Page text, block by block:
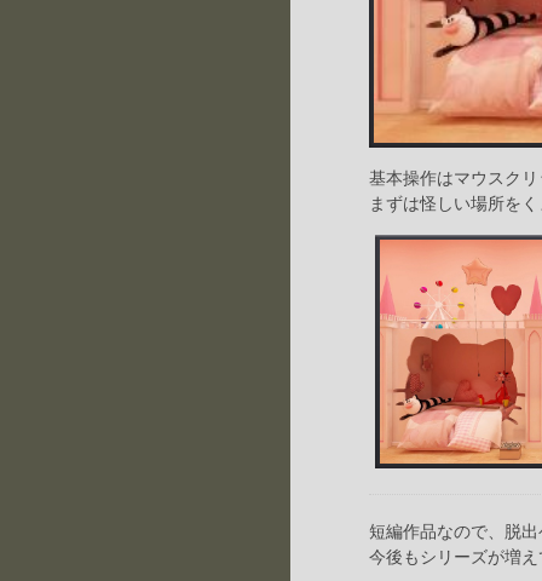
基本操作はマウスク
まずは怪しい場所を
短編作品なので、脱
今後もシリーズが増